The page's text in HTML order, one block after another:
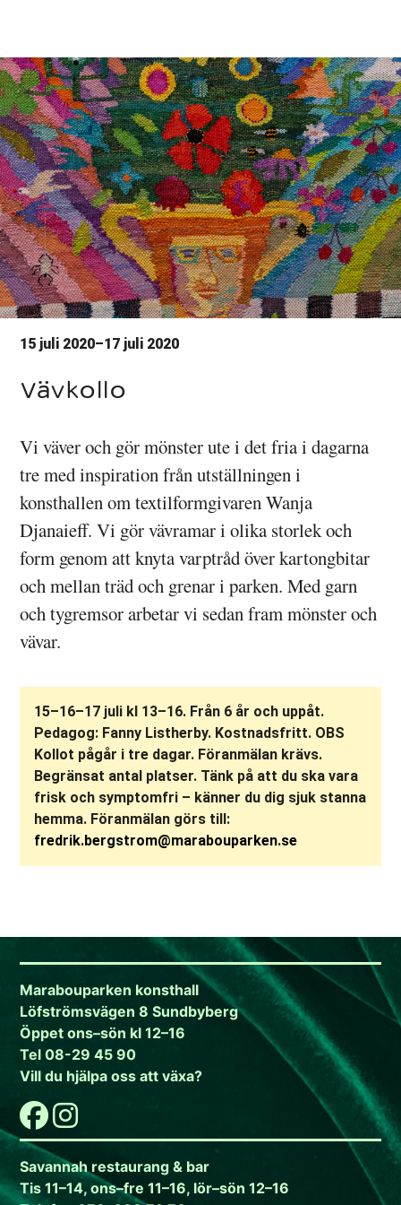
15 juli 2020–17 juli 2020
Vävkollo
Vi väver och gör mönster ute i det fria i dagarna
tre med inspiration från utställningen i
konsthallen om textilformgivaren Wanja
Djanaieff. Vi gör vävramar i olika storlek och
form genom att knyta varptråd över kartongbitar
och mellan träd och grenar i parken. Med garn
och tygremsor arbetar vi sedan fram mönster och
vävar.
15–16–17 juli kl 13–16. Från 6 år och uppåt.
Pedagog: Fanny Listherby. Kostnadsfritt. OBS
Kollot pågår i tre dagar. Föranmälan krävs.
Begränsat antal platser. Tänk på att du ska vara
frisk och symptomfri – känner du dig sjuk stanna
hemma. Föranmälan görs till:
fredrik.bergstrom@marabouparken.se
Marabouparken konsthall
Löfströmsvägen 8 Sundbyberg
Öppet ons–sön kl 12–16
Tel 08-29 45 90
Vill du hjälpa oss att växa?
Savannah restaurang & bar
Tis 11–14, ons–fre 11–16, lör–sön 12–16